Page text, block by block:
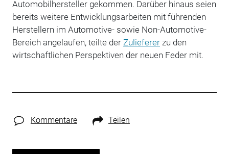
Automobilhersteller gekommen. Darüber hinaus seien
bereits weitere Entwicklungsarbeiten mit führenden
Herstellern im Automotive- sowie Non-Automotive-
Bereich angelaufen, teilte der Zuliefererzu den
wirtschaftlichen Perspektiven der neuen Feder mit.
Kommentare Teilen